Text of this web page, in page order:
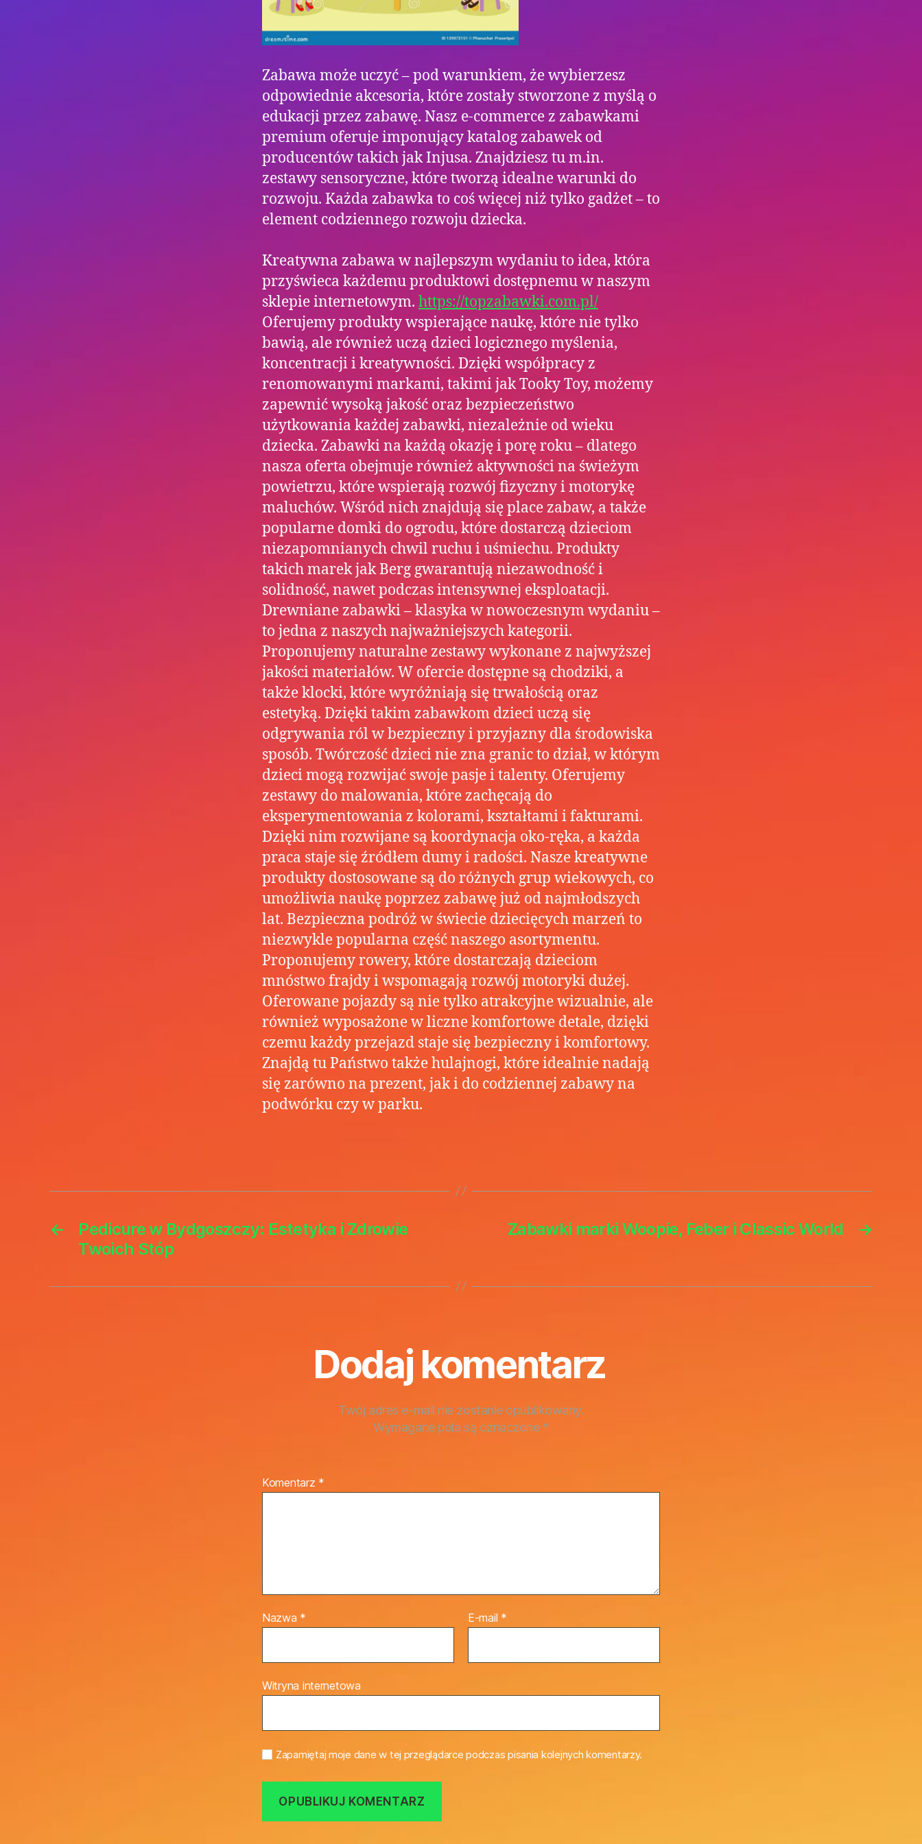
Zabawa może uczyć – pod warunkiem, że wybierzesz
odpowiednie akcesoria, które zostały stworzone z myślą o
edukacji przez zabawę. Nasz e-commerce z zabawkami
premium oferuje imponujący katalog zabawek od
producentów takich jak Injusa. Znajdziesz tu m.in.
zestawy sensoryczne, które tworzą idealne warunki do
rozwoju. Każda zabawka to coś więcej niż tylko gadżet – to
element codziennego rozwoju dziecka.
Kreatywna zabawa w najlepszym wydaniu to idea, która
przyświeca każdemu produktowi dostępnemu w naszym
sklepie internetowym. https://topzabawki.com.pl/
Oferujemy produkty wspierające naukę, które nie tylko
bawią, ale również uczą dzieci logicznego myślenia,
koncentracji i kreatywności. Dzięki współpracy z
renomowanymi markami, takimi jak Tooky Toy, możemy
zapewnić wysoką jakość oraz bezpieczeństwo
użytkowania każdej zabawki, niezależnie od wieku
dziecka. Zabawki na każdą okazję i porę roku – dlatego
nasza oferta obejmuje również aktywności na świeżym
powietrzu, które wspierają rozwój fizyczny i motorykę
maluchów. Wśród nich znajdują się place zabaw, a także
popularne domki do ogrodu, które dostarczą dzieciom
niezapomnianych chwil ruchu i uśmiechu. Produkty
takich marek jak Berg gwarantują niezawodność i
solidność, nawet podczas intensywnej eksploatacji.
Drewniane zabawki – klasyka w nowoczesnym wydaniu –
to jedna z naszych najważniejszych kategorii.
Proponujemy naturalne zestawy wykonane z najwyższej
jakości materiałów. W ofercie dostępne są chodziki, a
także klocki, które wyróżniają się trwałością oraz
estetyką. Dzięki takim zabawkom dzieci uczą się
odgrywania ról w bezpieczny i przyjazny dla środowiska
sposób. Twórczość dzieci nie zna granic to dział, w którym
dzieci mogą rozwijać swoje pasje i talenty. Oferujemy
zestawy do malowania, które zachęcają do
eksperymentowania z kolorami, kształtami i fakturami.
Dzięki nim rozwijane są koordynacja oko-ręka, a każda
praca staje się źródłem dumy i radości. Nasze kreatywne
produkty dostosowane są do różnych grup wiekowych, co
umożliwia naukę poprzez zabawę już od najmłodszych
lat. Bezpieczna podróż w świecie dziecięcych marzeń to
niezwykle popularna część naszego asortymentu.
Proponujemy rowery, które dostarczają dzieciom
mnóstwo frajdy i wspomagają rozwój motoryki dużej.
Oferowane pojazdy są nie tylko atrakcyjne wizualnie, ale
również wyposażone w liczne komfortowe detale, dzięki
czemu każdy przejazd staje się bezpieczny i komfortowy.
Znajdą tu Państwo także hulajnogi, które idealnie nadają
się zarówno na prezent, jak i do codziennej zabawy na
podwórku czy w parku.
←
Pedicure w Bydgoszczy: Estetyka i Zdrowie
Twoich Stóp
→
Zabawki marki Woopie, Feber i Classic World
Dodaj komentarz
Twój adres e-mail nie zostanie opublikowany.
Wymagane pola są oznaczone *
Komentarz *
Nazwa * E-mail *
Witryna internetowa
Zapamiętaj moje dane w tej przeglądarce podczas pisania kolejnych komentarzy.